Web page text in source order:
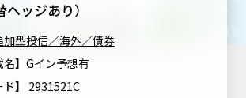
ダー
のご案内
」
ス
TOP
経営
ットについて
についてTOP
報
ッジあり）
加型投信／海外／債券
名】Gイン予想有
ド】 2931521C